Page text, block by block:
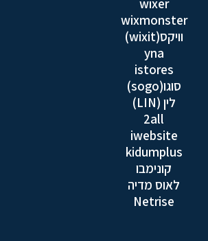
wixmonster
וויקס(wixit)
yna
istores
סוגו(sogo)
לין (LIN)
2all
iwebsite
kidumplus
קונימבו
לאוס מדיה
Netrise